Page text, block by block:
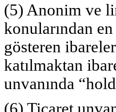
(5) Anonim ve
konularından
gösteren
katılmaktan
unvanında